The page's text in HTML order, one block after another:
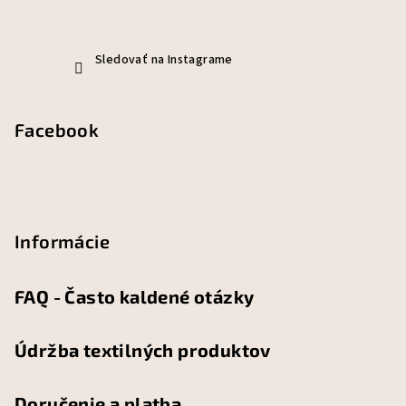
Sledovať na Instagrame
Facebook
Informácie
FAQ - Často kaldené otázky
Údržba textilných produktov